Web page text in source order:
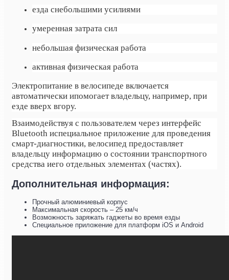
езда снебольшими усилиями
умеренная затрата сил
небольшая физическая работа
активная физическая работа
Электропитание в велосипеде включается
автоматически ипомогает владельцу, например, при
езде вверх вгору.
Взаимодействуя с пользователем через интерфейс
Bluetooth испециальное приложение для проведения
смарт-диагностики, велосипед предоставляет
владельцу информацию о состоянии транспортного
средства иего отдельных элементах (частях).
Дополнительная информация:
Прочный алюминиевый корпус
Максимальная скорость – 25 км/ч
Возможность заряжать гаджеты во время езды
Специальное приложение для платформ iOS и Android